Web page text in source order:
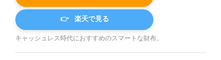
楽天で見る
キャッシュレス時代におすすめのスマートな財布。